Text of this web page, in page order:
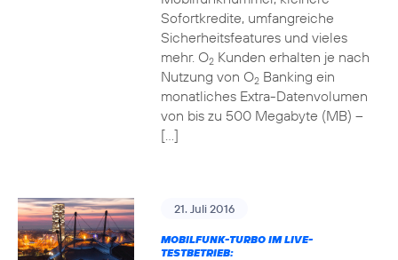
Sofortkredite, umfangreiche
Sicherheitsfeatures und vieles
mehr. O2Kunden erhalten je nach
Nutzung von O2Banking ein
monatliches Extra-Datenvolumen
von bis zu 500 Megabyte (MB) –
[…]
21. Juli 2016
MOBILFUNK-TURBO IM LIVE-
TESTBETRIEB: